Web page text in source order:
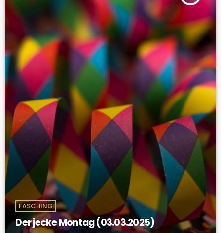
FASCHING
Der jecke Montag (03.03.2025)